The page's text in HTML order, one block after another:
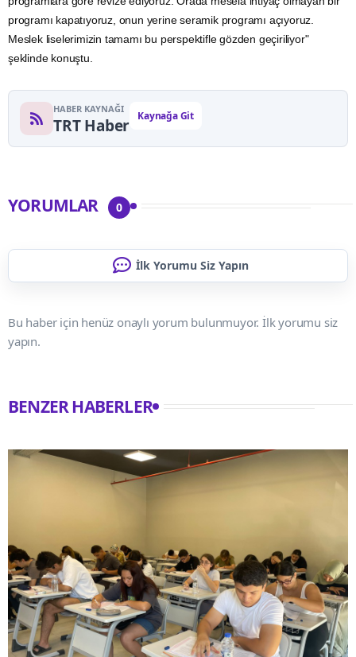
programı kapatıyoruz, onun yerine seramik programı açıyoruz.
Meslek liselerimizin tamamı bu perspektifle gözden geçiriliyor"
şeklinde konuştu.
HABER KAYNAĞI
TRT Haber Kaynağa Git
YORUMLAR 0
İlk Yorumu Siz Yapın
Bu haber için henüz onaylı yorum bulunmuyor. İlk yorumu siz
yapın.
BENZER HABERLER